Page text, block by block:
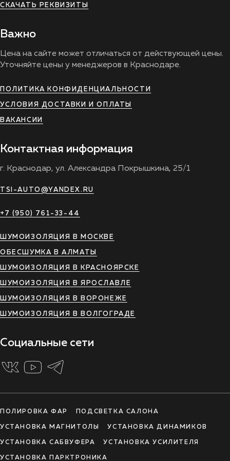
СКАЧАТЬ РЕКВИЗИТЫ
Важно
Цена на сайте может отличаться от действующей цены.
Уточняйте цены у менеджеров в Краснодаре.
ПОЛИТИКА КОНФИДЕНЦИАЛЬНОСТИ
УСЛОВИЯ ДОСТАВКИ И ОПЛАТЫ
ВАКАНСИИ
Контактная информация
г. Краснодар, ул. Александра Покрышкина, 25/1
TSI-AUTO@YANDEX.RU
+7 (950) 761-33-44
ШУМОИЗОЛЯЦИЯ В МОСКВЕ
ОБЕСШУМКА В АЛМАТЫ
ШУМОИЗОЛЯЦИЯ В КРАСНОЯРСКЕ
ШУМОИЗОЛЯЦИЯ В ЯРОСЛАВЛЕ
ШУМОИЗОЛЯЦИЯ В ВОРОНЕЖЕ
ШУМОИЗОЛЯЦИЯ В ВОЛГОГРАДЕ
Социальные сети
ПОЛИРОВКА ФАР ПОДСВЕТКА САЛОНА
УСТАНОВКА МАГНИТОЛЫ УСТАНОВКА ДИНАМИКОВ
УСТАНОВКА САБВУФЕРА УСТАНОВКА УСИЛИТЕЛЯ
УСТАНОВКА ПАРКТРОНИКА